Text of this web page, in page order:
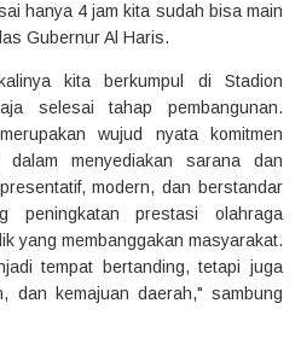
hanya 4 jam kita sudah bisa main
Gubernur Al Haris.
kita berkumpul di Stadion
selesai tahap pembangunan.
wujud nyata komitmen
dalam menyediakan sarana dan
modern, dan berstandar
peningkatan prestasi olahraga
yang membanggakan masyarakat.
tempat bertanding, tetapi juga
dan kemajuan daerah," sambung